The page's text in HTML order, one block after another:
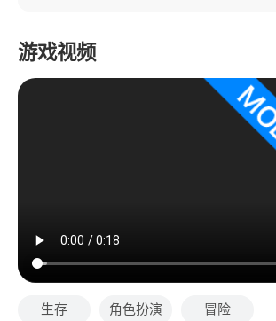
游戏视频
生存 角色扮演 冒险